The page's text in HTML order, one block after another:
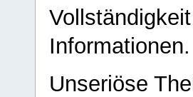
Informationen.
Unseriöse